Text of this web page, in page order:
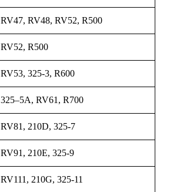
RV47, RV48, RV52, R500
RV52, R500
RV53, 325-3, R600
325–5A, RV61, R700
RV81, 210D, 325-7
RV91, 210E, 325-9
RV111, 210G, 325-11